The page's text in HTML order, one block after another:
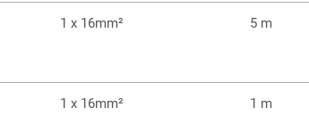
1 x 16mm² 5 m
1 x 16mm² 1 m